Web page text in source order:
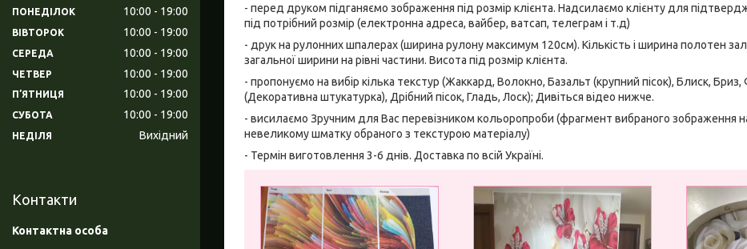
- перед друком підганяємо зображення під розмір клієнта. Надсилаємо клієнту для
під потрібний розмір (електронна адреса, вайбер, ватсап, телеграм і т.д)
- друк на рулонних шпалерах (ширина рулону максимум 120см). Кількість і ширина полотен
загальної ширини на рівні частини. Висота під розмір клієнта.
- пропонуємо на вибір кілька текстур (Жаккард, Волокно, Базальт (крупний пісок), Блиск,
(Декоративна штукатурка), Дрібний пісок, Гладь, Лоск); Дивіться відео нижче.
- висилаємо Зручним для Вас перевізником кольоропроби (фрагмент вибраного зображення
невеликому шматку обраного з текстурою матеріалу)
- Термін виготовлення 3-6 днів. Доставка по всій Україні.
ПОНЕДІЛОК 10:00 19:00
ВІВТОРОК 10:00 19:00
СЕРЕДА 10:00 19:00
ЧЕТВЕР 10:00 19:00
ПʼЯТНИЦЯ 10:00 19:00
СУБОТА 10:00 19:00
НЕДІЛЯ Вихідний
Контакти